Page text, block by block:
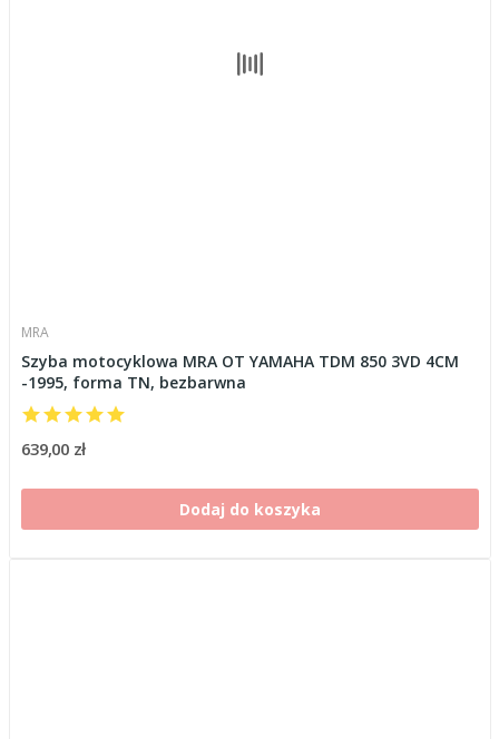
MRA
Szyba motocyklowa MRA OT YAMAHA TDM 850 3VD 4CM
-1995, forma TN, bezbarwna
639,00 zł
Dodaj do koszyka